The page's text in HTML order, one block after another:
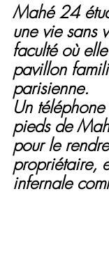
Mahé 24
une vie sans
faculté où
pavillon
parisienne.
Un
pieds de
pour le
propriétaire,
infernale